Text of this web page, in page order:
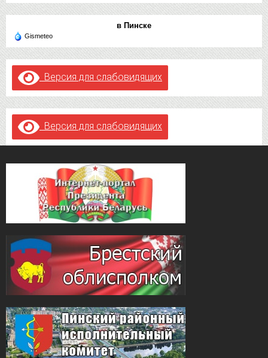
в Пинске
Gismeteo
Версия для слабовидящих
Версия для слабовидящих